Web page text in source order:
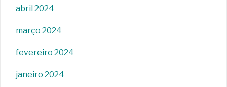
abril 2024
março 2024
fevereiro 2024
janeiro 2024